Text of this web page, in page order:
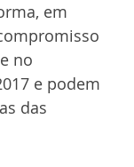
em
no
e podem
das